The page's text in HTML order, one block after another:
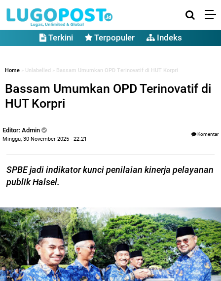
Terkini Terpopuler Indeks
Home » Unlabelled » Bassam Umumkan OPD Terinovatif di HUT Korpri
Bassam Umumkan OPD Terinovatif di
HUT Korpri
Editor: Admin
Minggu, 30 November 2025 - 22.21
Komentar
SPBE jadi indikator kunci penilaian kinerja pelayanan
publik Halsel.